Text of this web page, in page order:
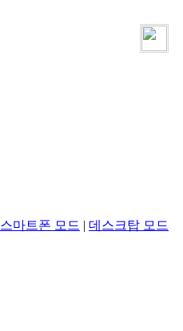
스마트폰 모드 | 데스크탑 모드